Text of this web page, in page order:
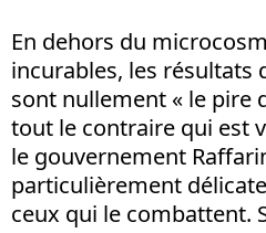
En dehors du
incurables, les résultats
sont nullement « le pire
tout le contraire qui est
le gouvernement
particulièrement
ceux qui le combattent.